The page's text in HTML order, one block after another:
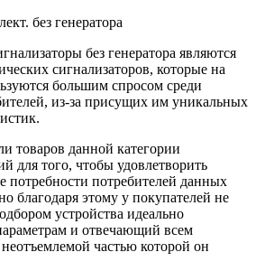
без генератора
без генератора являются
сигнализаторов, которые на
большим спросом среди
из-за присущих им уникальных
товаров данной категории
для того, чтобы удовлетворить
потребности потребителей данных
благодаря этому у покупателей не
устройства идеально
и отвечающий всем
частью которой он